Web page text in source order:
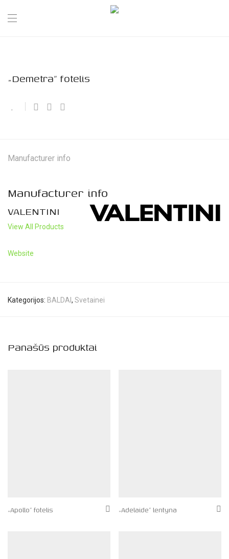
„Demetra” fotelis
Manufacturer info
Manufacturer info
VALENTINI
View All Products
Website
Kategorijos: BALDAI , Svetainei
Panašūs produktai
„Apollo” fotelis „Adelaide” lentyna